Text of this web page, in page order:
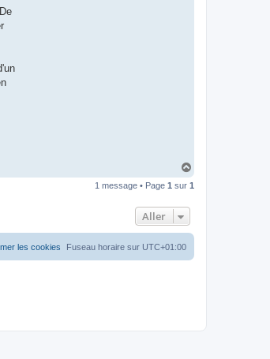
u
1 message • Page 1 sur 1
Aller
Fuseau horaire sur UTC+01:00
les cookies